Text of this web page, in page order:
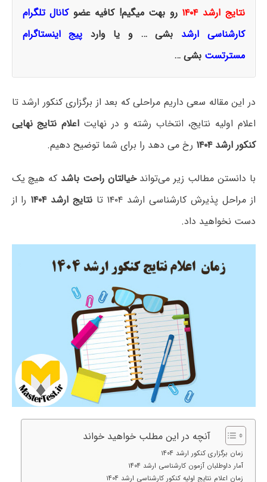
نتایج ارشد ۱۴۰۴
رو بهت میگیم! کافیه عضو کانال تلگرام
کارشناسی ارشد بشی … و یا وارد پیج اینستاگرام
مسترتست بشی …
در این مقاله سعی داریم مراحلی که بعد از برگزاری کنکور ارشد تا
اعلام اولیه نتایج، انتخاب رشته و در نهایتاعلام نتایج نهایی
کنکور ارشد ۱۴۰۴ رخ می دهد را برای شما توضیح دهیم.
با دانستن مطالب زیر می‌تواند خیالتان راحت باشد که هیچ یک
از مراحل پذیرش کارشناسی ارشد ۱۴۰۴ تا
نتایج ارشد ۱۴۰۴
را از
دست نخواهید داد.
آنچه در این مطلب خواهید خواند
زمان برگزاری کنکور ارشد ۱۴۰۴
آمار داوطلبان آزمون کارشناسی ارشد ۱۴۰۴
زمان اعلام نتایج اولیه کنکور کارشناسی ارشد ۱۴۰۴